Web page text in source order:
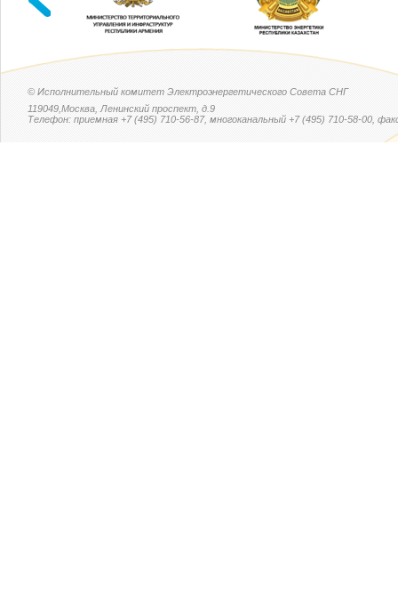
© Исполнительный комитет Электроэнергетического Совета СНГ
119049,Москва, Ленинский проспект, д.9
Телефон: приемная +7 (495) 710-56-87, многоканальный +7 (495) 710-58-00,